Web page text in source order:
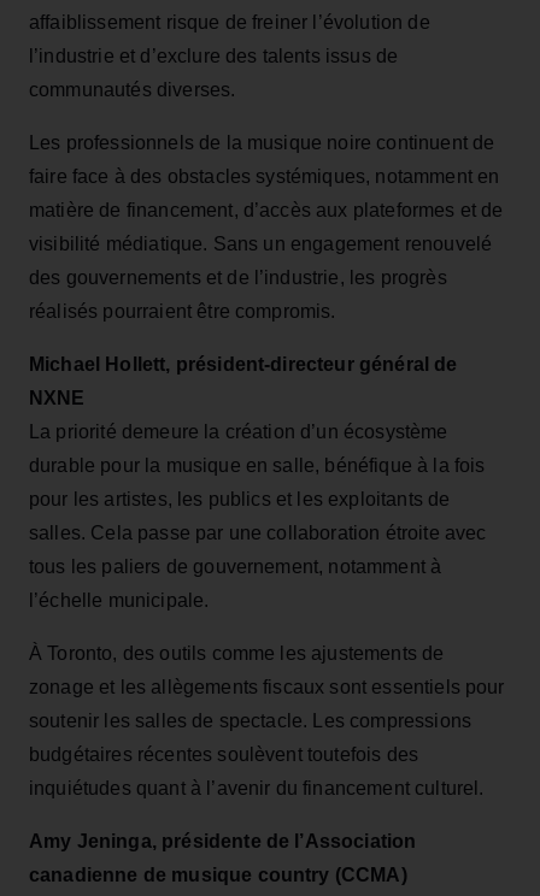
affaiblissement risque de freiner l’évolution de
l’industrie et d’exclure des talents issus de
communautés diverses.
Les professionnels de la musique noire continuent de
faire face à des obstacles systémiques, notamment en
matière de financement, d’accès aux plateformes et de
visibilité médiatique. Sans un engagement renouvelé
des gouvernements et de l’industrie, les progrès
réalisés pourraient être compromis.
Michael Hollett, président-directeur général de
NXNE
La priorité demeure la création d’un écosystème
durable pour la musique en salle, bénéfique à la fois
pour les artistes, les publics et les exploitants de
salles. Cela passe par une collaboration étroite avec
tous les paliers de gouvernement, notamment à
l’échelle municipale.
À Toronto, des outils comme les ajustements de
zonage et les allègements fiscaux sont essentiels pour
soutenir les salles de spectacle. Les compressions
budgétaires récentes soulèvent toutefois des
inquiétudes quant à l’avenir du financement culturel.
Amy Jeninga, présidente de l’Association
canadienne de musique country (CCMA)